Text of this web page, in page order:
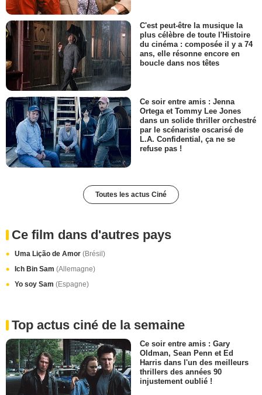
C'est peut-être la musique la
plus célèbre de toute l'Histoire
du cinéma : composée il y a 74
ans, elle résonne encore en
boucle dans nos têtes
Ce soir entre amis : Jenna
Ortega et Tommy Lee Jones
dans un solide thriller orchestré
par le scénariste oscarisé de
L.A. Confidential, ça ne se
refuse pas !
Toutes les actus Ciné
Ce film dans d'autres pays
Uma Lição de Amor (Brésil)
Ich Bin Sam (Allemagne)
Yo soy Sam (Espagne)
Top actus ciné de la semaine
Ce soir entre amis : Gary
Oldman, Sean Penn et Ed
Harris dans l'un des meilleurs
thrillers des années 90
injustement oublié !